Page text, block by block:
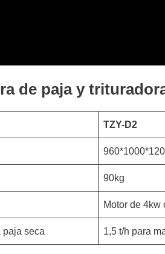
de paja y
TZY-D2
90kg
Motor de 4kw
paja seca 1,5 t/h para